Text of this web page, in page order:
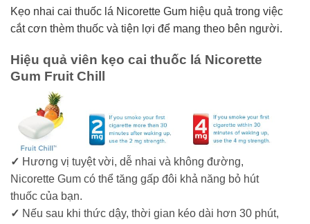
Kẹo nhai cai thuốc lá Nicorette Gum hiệu quả trong việc
cắt cơn thèm thuốc và tiện lợi để mang theo bên người.
Hiệu quả viên kẹo cai thuốc lá Nicorette
Gum Fruit Chill
✓ Hương vị tuyệt vời, dễ nhai và không đường,
Nicorette Gum có thể tăng gấp đôi khả năng bỏ hút
thuốc của bạn.
✓ Nếu sau khi thức dậy, thời gian kéo dài hơn 30 phút,